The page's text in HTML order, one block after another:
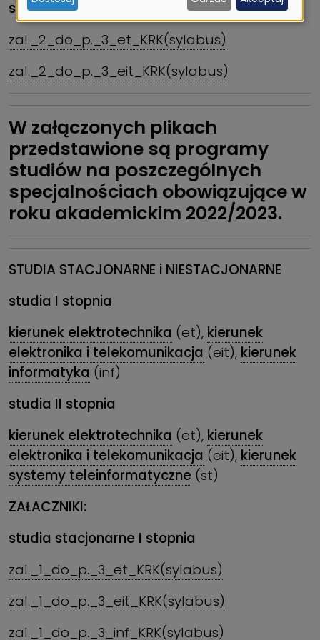
studia niestacjonarne II stopnia
zal._2_do_p._3_et_KRK(sylabus)
zal._2_do_p._3_eit_KRK(sylabus)
W załączonych plikach
przedstawione są programy
studiów na poszczególnych
specjalnościach obowiązujące w
roku akademickim 2022/2023.
STUDIA STACJONARNE i NIESTACJONARNE
studia I stopnia
kierunek elektrotechnika (et), kierunek
elektronika i telekomunikacja (eit), kierunek
informatyka (inf)
studia II stopnia
kierunek elektrotechnika (et), kierunek
elektronika i telekomunikacja (eit), kierunek
systemy teleinformatyczne (st)
ZAŁACZNIKI:
studia stacjonarne I stopnia
zal._1_do_p._3_et_KRK(sylabus)
zal._1_do_p._3_eit_KRK(sylabus)
zal._1_do_p._3_inf_KRK(sylabus)
and
cookies